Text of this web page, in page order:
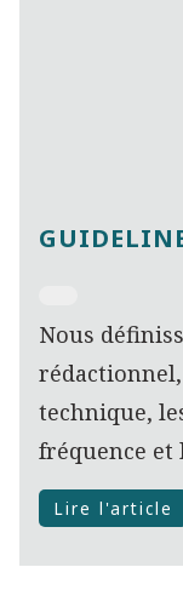
Nous
technique,
fréquence
Lire l'article